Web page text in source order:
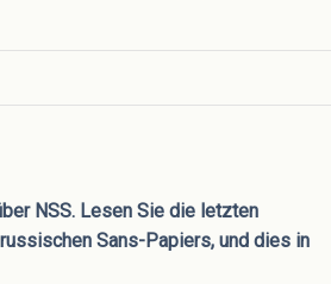
NSS. Lesen Sie die letzten
Sans-Papiers, und dies in